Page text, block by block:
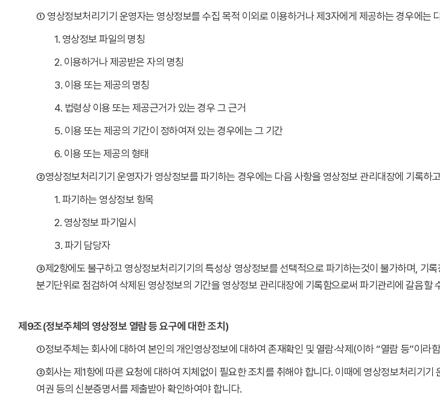
① 영상정보처리기기 운영자는 영상정보를 수집 목적 이외로 이용하거나 제3자에게 제공하는 경우에는
1. 영상정보 파일의 명칭
2. 이용하거나 제공받은 자의 명칭
3. 이용 또는 제공의 명칭
4. 법령상 이용 또는 제공근거가 있는 경우 그 근거
5. 이용 또는 제공의 기간이 정하여져 있는 경우에는 그 기간
6. 이용 또는 제공의 형태
②영상정보처리기기 운영자가 영상정보를 파기하는 경우에는 다음 사항을 영상정보 관리대장에 기록하
1. 파기하는 영상정보 항목
2. 영상정보 파기일시
3. 파기 담당자
③제2항에도 불구하고 영상정보처리기기의 특성상 영상정보를 선택적으로 파기하는것이 불가하며, 기
분기단위로 점검하여 삭제된 영상정보의 기간을 영상정보 관리대장에 기록함으로써 파기관리에 갈음할
제9조(정보주체의 영상정보 열람 등 요구에 대한 조치)
①정보주체는 회사에 대하여 본인의 개인영상정보에 대하여 존재확인 및 열람·삭제(이하 “열람 등”이라
②회사는 제1항에 따른 요청에 대하여 지체없이 필요한 조치를 취해야 합니다. 이때에 영상정보처리기
여권 등의 신분증명서를 제출받아 확인하여야 합니다.